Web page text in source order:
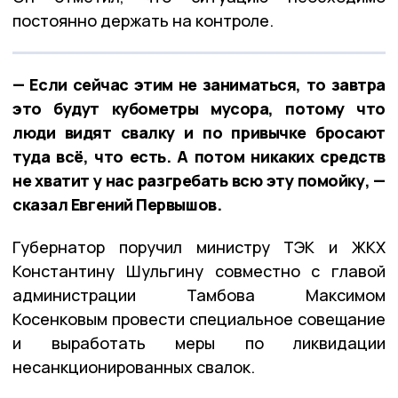
постоянно держать на контроле.
— Если сейчас этим не заниматься, то завтра
это будут кубометры мусора, потому что
люди видят свалку и по привычке бросают
туда всё, что есть. А потом никаких средств
не хватит у нас разгребать всю эту помойку, —
сказал Евгений Первышов.
Губернатор поручил министру ТЭК и ЖКХ
Константину Шульгину совместно с главой
администрации Тамбова Максимом
Косенковым провести специальное совещание
и выработать меры по ликвидации
несанкционированных свалок.